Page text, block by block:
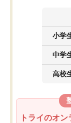
小学
中学
高校
トライのオ